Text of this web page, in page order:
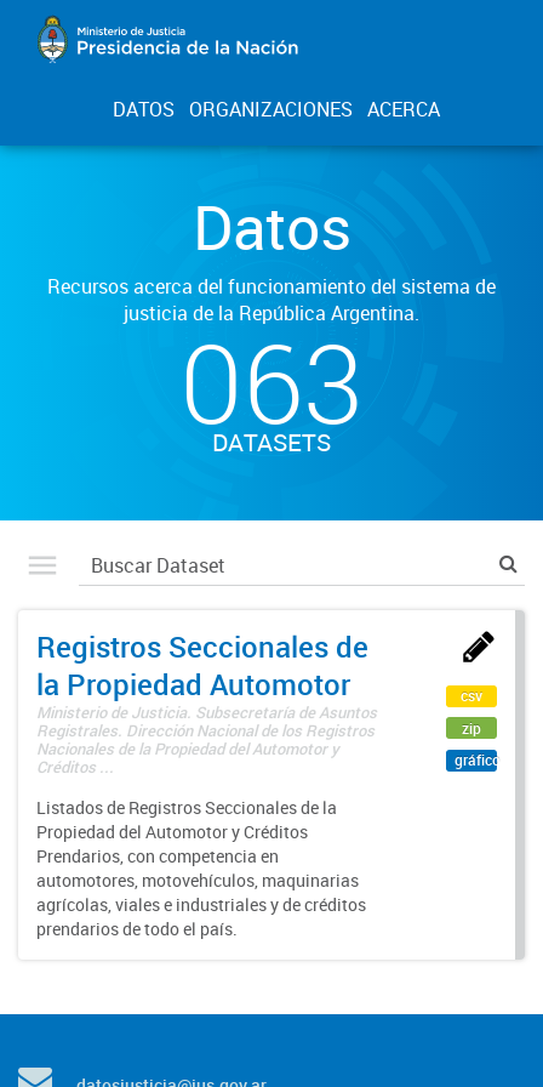
DATOS ORGANIZACIONES ACERCA
Datos
Recursos acerca del funcionamiento del sistema de
justicia de la República Argentina.
063
DATASETS
Registros Seccionales de
la Propiedad Automotor
Ministerio de Justicia. Subsecretaría de Asuntos
Registrales. Dirección Nacional de los Registros
Nacionales de la Propiedad del Automotor y
Créditos ...
Listados de Registros Seccionales de la
Propiedad del Automotor y Créditos
Prendarios, con competencia en
automotores, motovehículos, maquinarias
agrícolas, viales e industriales y de créditos
prendarios de todo el país.
csv
zip
gráfico